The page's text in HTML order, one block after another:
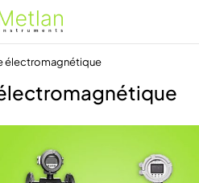
électromagnétique